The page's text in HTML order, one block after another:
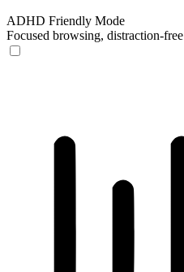
ADHD Friendly Mode
Focused browsing, distraction-free